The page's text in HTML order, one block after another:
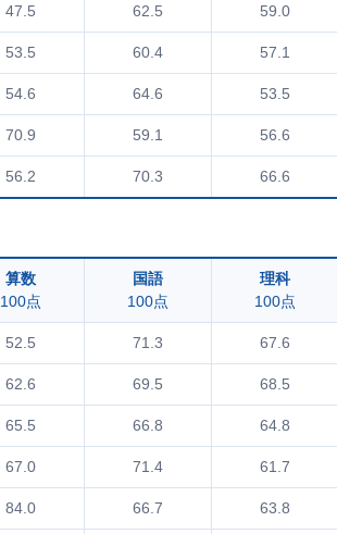
47.5 62.5 59.0
53.5 60.4 57.1
54.6 64.6 53.5
70.9 59.1 56.6
56.2 70.3 66.6
算数
100点
国語
100点
理科
100点
52.5 71.3 67.6
62.6 69.5 68.5
65.5 66.8 64.8
67.0 71.4 61.7
84.0 66.7 63.8